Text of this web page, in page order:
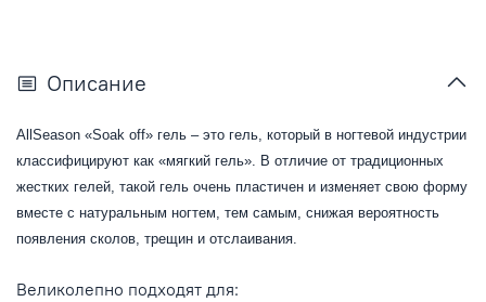
Описание
AllSeason «Soak off» гель – это гель, который в ногтевой индустрии
классифицируют как «мягкий гель». В отличие от традиционных
жестких гелей, такой гель очень пластичен и изменяет свою форму
вместе с натуральным ногтем, тем самым, снижая вероятность
появления сколов, трещин и отслаивания.
Великолепно подходят для: